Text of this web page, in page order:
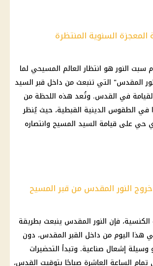
السنوية المنتظرة
سبت النور هو انتظار العالم المسيحي لما
المقدس" التي تنبعث من داخل قبر السيد
في القدس. وتُعد هذه اللحظة من
في الطقوس الدينية القبطية، حيث يُنظر
حي على قيامة السيد المسيح وانتصاره
النور المقدس من قبر المسيح
فإن النور المقدس ينبعث بطريقة
هذا اليوم من داخل القبر المقدس، دون
إشعال صناعية. وتبدأ التحضيرات
الساعة العاشرة صباحًا بتوقيت القدس،